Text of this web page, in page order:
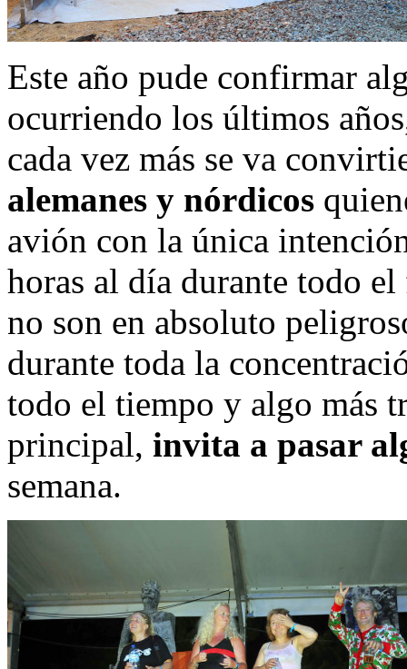
Este año pude confirmar
ocurriendo los últimos
cada vez más se va
alemanes y nórdicos
avión con la única
horas al día durante todo
no son en absoluto
durante toda la
todo el tiempo y algo más
principal, invita a pasar
semana.